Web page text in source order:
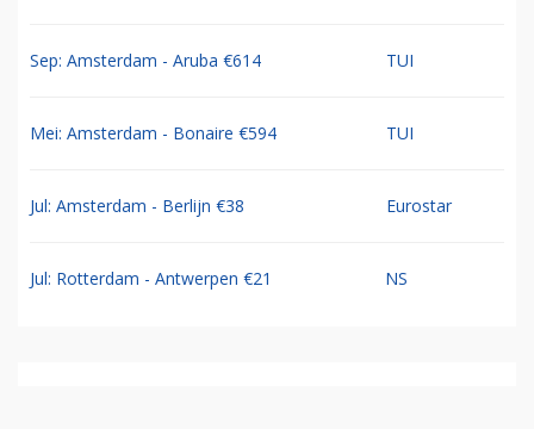
Sep: Amsterdam - Aruba €614 TUI
Mei: Amsterdam - Bonaire €594 TUI
Jul: Amsterdam - Berlijn €38 Eurostar
Jul: Rotterdam - Antwerpen €21 NS